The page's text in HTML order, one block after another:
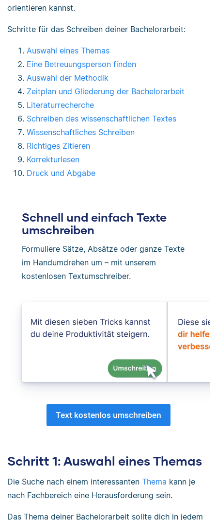
orientieren kannst.
Schritte für das Schreiben deiner Bachelorarbeit:
Auswahl eines Themas
Eine Betreuungsperson finden
Auswahl der Methodik
Zeitplan und Gliederung der Bachelorarbeit
Literaturrecherche
Schreiben des wissenschaftlichen Textes
Wissenschaftliches Schreiben
Richtiges Zitieren
Korrekturlesen
Druck und Abgabe
Schnell und einfach Texte
umschreiben
Formuliere Sätze, Absätze oder ganze Texte
im Handumdrehen um – mit unserem
kostenlosen Textumschreiber.
Text kostenlos umschreiben
Schritt 1: Auswahl eines Themas
Die Suche nach einem interessanten Thema kann je
nach Fachbereich eine Herausforderung sein.
Das Thema deiner Bachelorarbeit sollte dich in jedem